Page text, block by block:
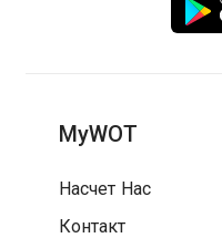
MyWOT
Насчет Нас
Контакт